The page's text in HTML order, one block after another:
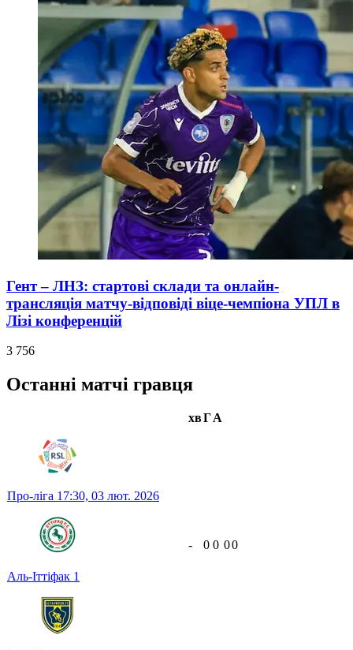
Гент – ЛНЗ: стартові склади та онлайн-
трансляція матчу-відповіді віце-чемпіона УПЛ в
Лізі конференцій
3 756
Останні матчі гравця
хвГА
Про-ліга 17:30, 03 лют. 2026
Аль-Іттіфак 1
- 0 0 00